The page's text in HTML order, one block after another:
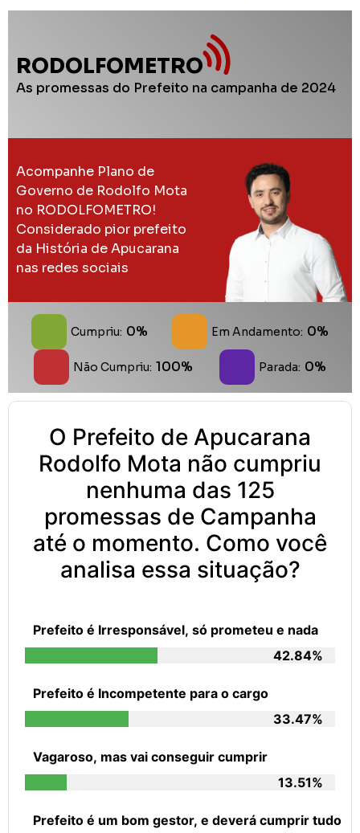
RODOLFOMETRO
As promessas do Prefeito na campanha de 2024
Acompanhe Plano de
Governo de Rodolfo Mota
no RODOLFOMETRO!
Considerado pior prefeito
da História de Apucarana
nas redes sociais
Cumpriu: 0% Em Andamento: 0%
Não Cumpriu: 100% Parada: 0%
O Prefeito de Apucarana
Rodolfo Mota não cumpriu
nenhuma das 125
promessas de Campanha
até o momento. Como você
analisa essa situação?
Prefeito é Irresponsável, só prometeu e nada
42.84%
Prefeito é Incompetente para o cargo
33.47%
Vagaroso, mas vai conseguir cumprir
13.51%
Prefeito é um bom gestor, e deverá cumprir tudo